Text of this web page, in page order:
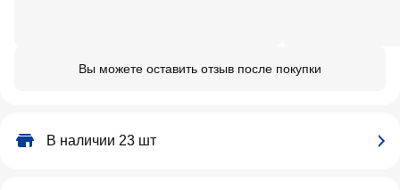
Вы можете оставить отзыв после покупки
В наличии 23 шт